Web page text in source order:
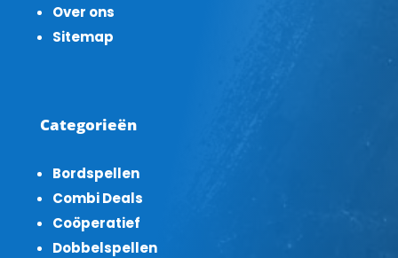
Over ons
Sitemap
Categorieën
Bordspellen
Combi Deals
Coöperatief
Dobbelspellen